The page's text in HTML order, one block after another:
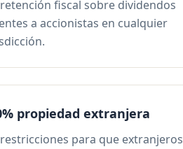
fiscal sobre dividendos
a accionistas en cualquier
propiedad extranjera
para que extranjeros